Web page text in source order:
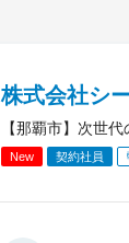
株式会社シ
【那覇市】次世
New 契約社員